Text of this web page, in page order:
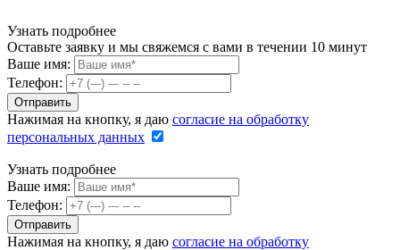
Узнать подробнее
Оставьте заявку и мы свяжемся с вами в течении 10 минут
Ваше имя:
Телефон:
Нажимая на кнопку, я даю согласие на обработку
персональных данных
Узнать подробнее
Ваше имя:
Телефон:
Нажимая на кнопку, я даю согласие на обработку